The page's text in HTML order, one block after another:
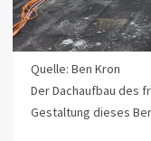
Quelle: Ben Kron
Der Dachaufbau des
Gestaltung dieses